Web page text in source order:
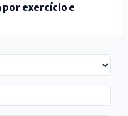
exercício e